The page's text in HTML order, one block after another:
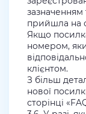
зазначенням
прийшла на
Якщо
номером,
клієнтом.
З більш
нової
сторінці